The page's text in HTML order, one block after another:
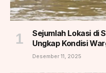
Sejumlah Lokasi di
Ungkap Kondisi
Desember 11, 2025